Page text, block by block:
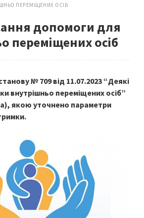
ПЕРЕМІЩЕНИХ ОСІБ
допомоги для
переміщених осіб
№ 709 від 11.07.2023 “Деякі
внутрішньо переміщених осіб”
якою уточнено параметри